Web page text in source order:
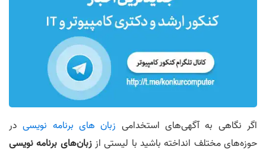
اگر نگاهی به آگهی‌های استخدامی زبان های برنامه نویسیدر
حوزه‌های مختلف انداخته باشید با لیستی اززبان‌های برنامه‌ نویسی